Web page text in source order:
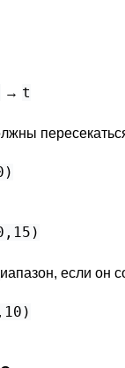
→ t
если он